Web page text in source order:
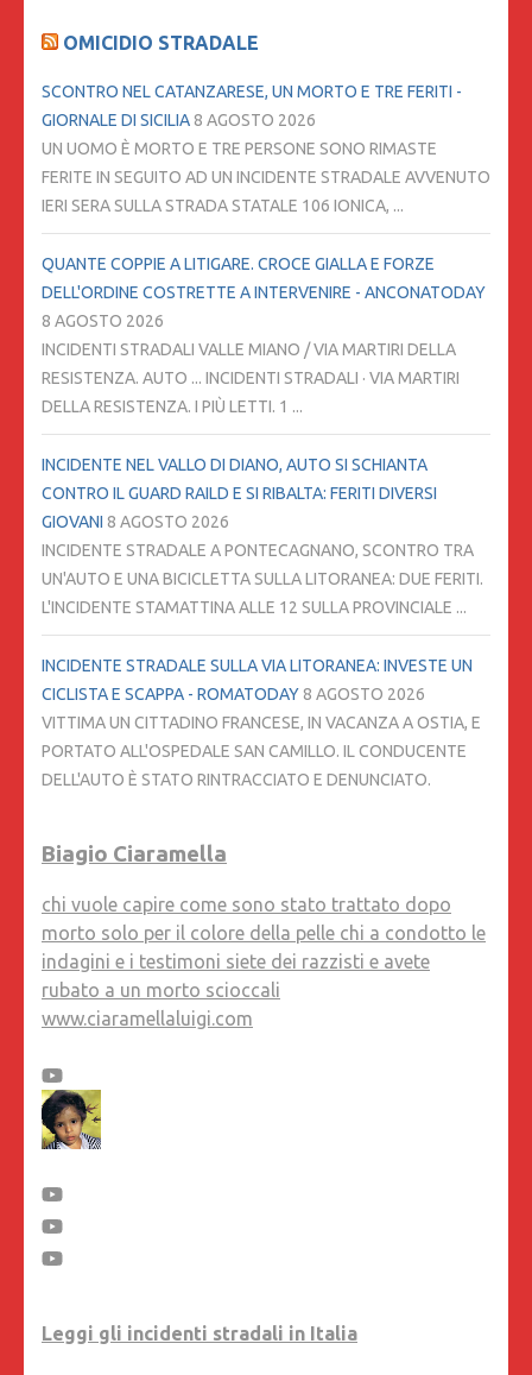
OMICIDIO STRADALE
SCONTRO NEL CATANZARESE, UN MORTO E TRE FERITI -
GIORNALE DI SICILIA8 AGOSTO 2026
UN UOMO È MORTO E TRE PERSONE SONO RIMASTE
FERITE IN SEGUITO AD UN INCIDENTE STRADALE AVVENUTO
IERI SERA SULLA STRADA STATALE 106 IONICA, ...
QUANTE COPPIE A LITIGARE. CROCE GIALLA E FORZE
DELL'ORDINE COSTRETTE A INTERVENIRE - ANCONATODAY
8 AGOSTO 2026
INCIDENTI STRADALI VALLE MIANO / VIA MARTIRI DELLA
RESISTENZA. AUTO ... INCIDENTI STRADALI · VIA MARTIRI
DELLA RESISTENZA. I PIÙ LETTI. 1 ...
INCIDENTE NEL VALLO DI DIANO, AUTO SI SCHIANTA
CONTRO IL GUARD RAILD E SI RIBALTA: FERITI DIVERSI
GIOVANI 8 AGOSTO 2026
INCIDENTE STRADALE A PONTECAGNANO, SCONTRO TRA
UN'AUTO E UNA BICICLETTA SULLA LITORANEA: DUE FERITI.
L'INCIDENTE STAMATTINA ALLE 12 SULLA PROVINCIALE ...
INCIDENTE STRADALE SULLA VIA LITORANEA: INVESTE UN
CICLISTA E SCAPPA - ROMATODAY8 AGOSTO 2026
VITTIMA UN CITTADINO FRANCESE, IN VACANZA A OSTIA, E
PORTATO ALL'OSPEDALE SAN CAMILLO. IL CONDUCENTE
DELL'AUTO È STATO RINTRACCIATO E DENUNCIATO.
Biagio Ciaramella
chi vuole capire come sono stato trattato dopo
morto solo per il colore della pelle chi a condotto le
indagini e i testimoni siete dei razzisti e avete
rubato a un morto scioccali
www.ciaramellaluigi.com
Leggi gli incidenti stradali in Italia